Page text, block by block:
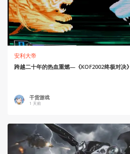
安利大帝
跨越二十年的热血重燃—《KOF2002终极对决》
干货游戏
1 天前